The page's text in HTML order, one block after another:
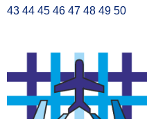
43 44 45 46 47 48 49 50